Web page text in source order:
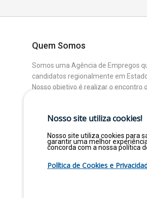
Quem Somos
Somos uma Agência de Empregos
candidatos regionalmente em
Nosso objetivo é realizar o encontro
Nosso site utiliza cookies!
Nosso site utiliza cookies para
garantir uma melhor
concorda com a nossa política
Política de Cookies e